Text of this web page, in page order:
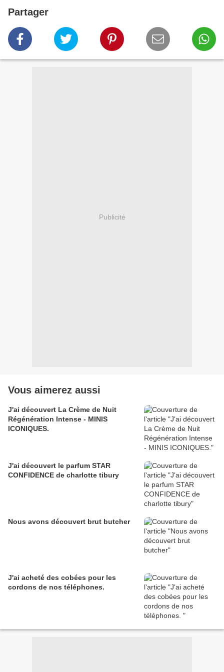
Partager
Publicité
Vous aimerez aussi
J'ai découvert La Crème de Nuit
Régénération Intense - MINIS
ICONIQUES.
J'ai découvert le parfum STAR
CONFIDENCE de charlotte tibury
Nous avons découvert brut butcher
J'ai acheté des cobées pour les